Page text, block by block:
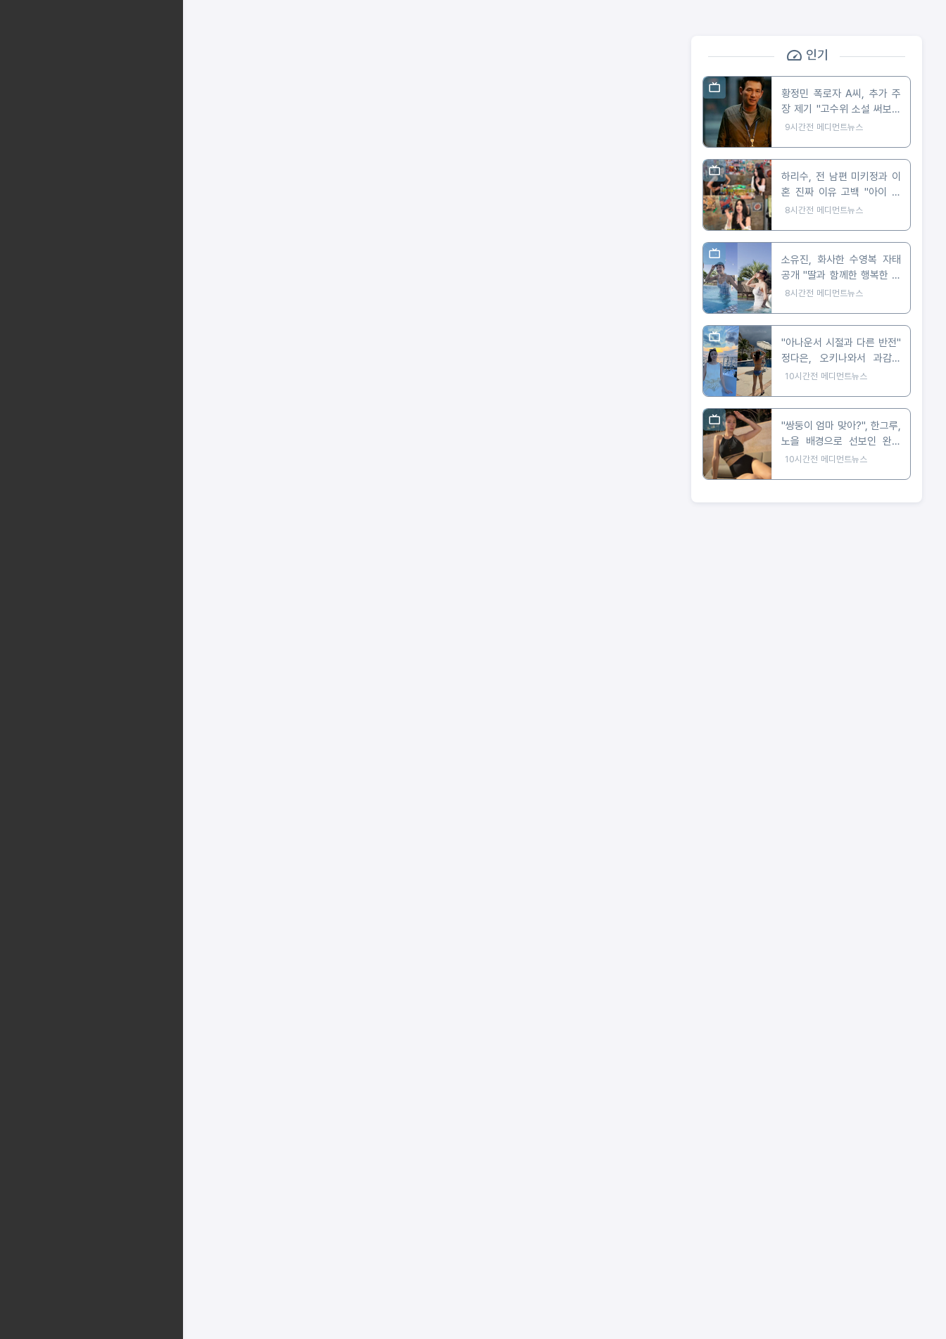
인기
황정민 폭로자 A씨, 추가 주
장 제기 "고수위 소설 써보라
요구 받아"
9시간전 메디먼트뉴스
하리수, 전 남편 미키정과 이
혼 진짜 이유 고백 "아이 못
낳아 미안했다"
8시간전 메디먼트뉴스
소유진, 화사한 수영복 자태
공개 "딸과 함께한 행복한 여
름"
8시간전 메디먼트뉴스
"아나운서 시절과 다른 반전"
정다은, 오키나와서 과감한
비키니 자태 공개
10시간전 메디먼트뉴스
"쌍둥이 엄마 맞아?", 한그루,
노을 배경으로 선보인 완벽
비키니 자태
10시간전 메디먼트뉴스